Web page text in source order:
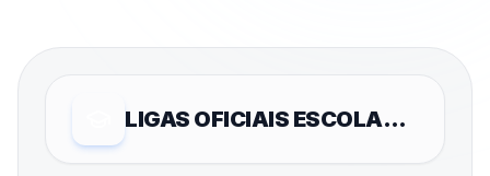
LIGAS OFICIAIS ESCOLARES